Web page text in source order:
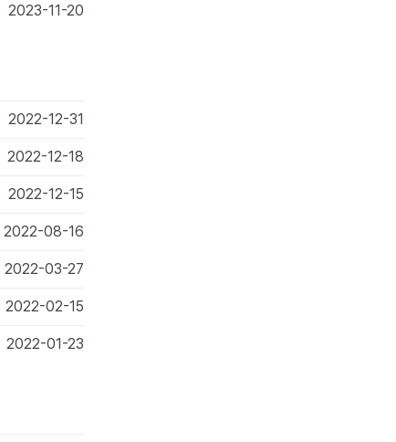
2023-11-20
2022-12-31
2022-12-18
2022-12-15
2022-08-16
2022-03-27
2022-02-15
2022-01-23